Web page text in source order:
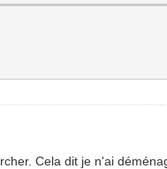
Cela dit je n'ai